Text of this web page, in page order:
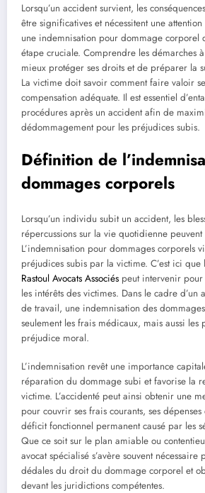
Lorsqu’un accident survient, les
être significatives et nécessitent une
une indemnisation pour dommage corporel
étape cruciale. Comprendre les démarches
mieux protéger ses droits et de préparer la
La victime doit savoir comment faire valoir
compensation adéquate. Il est essentiel
procédures après un accident afin de
dédommagement pour les préjudices subis.
Définition de
dommages corporels
Lorsqu’un individu subit un accident, les
répercussions sur la vie quotidienne
L’indemnisation pour dommages corporels
préjudices subis par la victime. C’est ici que
Rastoul Avocats Associés peut intervenir
les intérêts des victimes. Dans le cadre d’un
de travail, une indemnisation des
seulement les frais médicaux, mais aussi les
préjudice moral.
L’indemnisation revêt une importance
réparation du dommage subi et favorise la
victime. L’accidenté peut ainsi obtenir une
pour couvrir ses frais courants, ses
déficit fonctionnel permanent causé par les
Que ce soit sur le plan amiable ou
avocat spécialisé s’avère souvent
dédales du droit du dommage corporel et
devant les juridictions compétentes.